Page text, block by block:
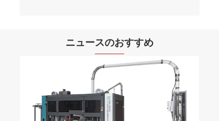
ニュースのおすすめ